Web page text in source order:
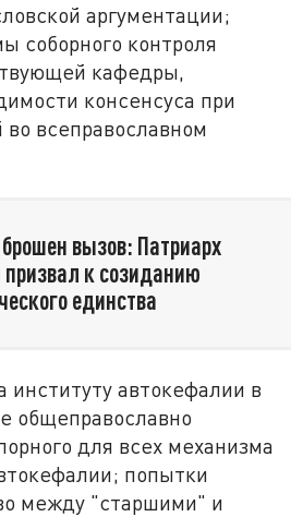
аргументации;
соборного контроля
кафедры,
консенсуса при
всеправославном
вызов: Патриарх
к созиданию
единства
институту автокефалии в
общеправославно
для всех механизма
попытки
между "старшими" и